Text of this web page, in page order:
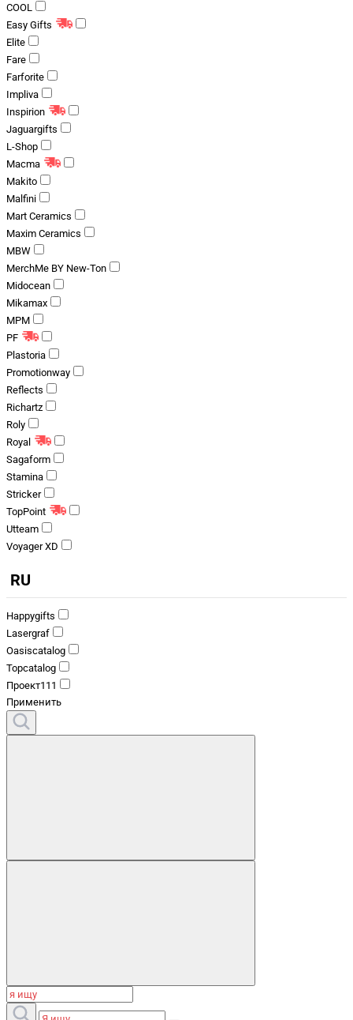
COOL
Easy Gifts
Elite
Fare
Farforite
Impliva
Inspirion
Jaguargifts
L-Shop
Macma
Makito
Malfini
Mart Ceramics
Maxim Ceramics
MBW
MerchMe BY New-Ton
Midocean
Mikamax
MPM
PF
Plastoria
Promotionway
Reflects
Richartz
Roly
Royal
Sagaform
Stamina
Stricker
TopPoint
Utteam
Voyager XD
RU
Happygifts
Lasergraf
Oasiscatalog
Topcatalog
Проект111
Применить